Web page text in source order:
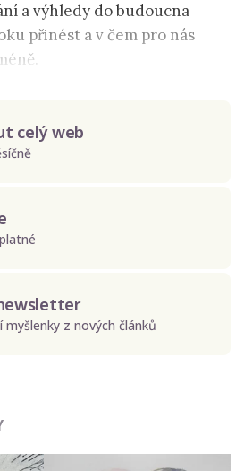
a výhledy do budoucna
přinést a v čem pro nás
celý web
myšlenky z nových článků